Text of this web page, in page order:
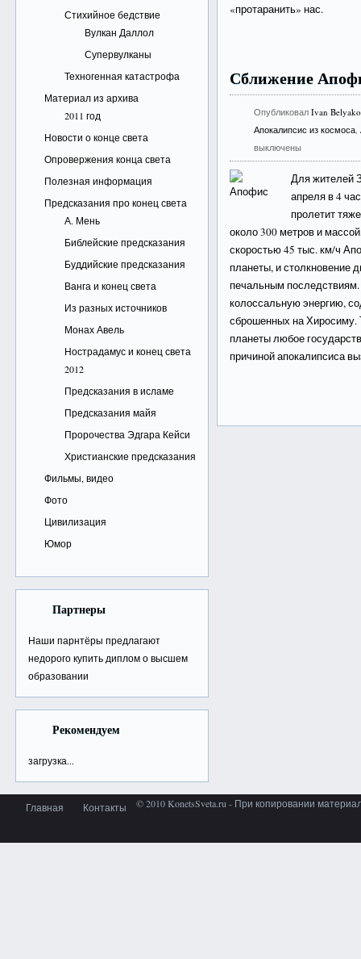
Стихийное бедствие
Вулкан Даллол
Супервулканы
Техногенная катастрофа
Материал из архива
2011 год
Новости о конце света
Опровержения конца света
Полезная информация
Предсказания про конец света
А. Мень
Библейские предсказания
Буддийские предсказания
Ванга и конец света
Из разных источников
Монах Авель
Нострадамус и конец света
2012
Предсказания в исламе
Предсказания майя
Пророчества Эдгара Кейси
Христианские предсказания
Фильмы, видео
Фото
Цивилизация
Юмор
Партнеры
Наши парнтёры предлагают
недорогокупить диплом о высшем
образовании
Рекомендуем
загрузка...
«протаранить» нас.
Сближение
ОпубликовалIvan
Апокалипсис из космоса,
выключены
Для жителей
апреля в 4
пролетит
около 300 метров и
скоростью 45 тыс. км/ч
планеты, и столкновение
печальным
колоссальную энергию,
сброшенных на Хиросиму.
планеты любое
причиной апокалипсиса
Главная Контакты © 2010 KonetsSveta.ru - При копировании